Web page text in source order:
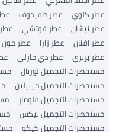
عطر كلوي
عطر دافيدوف
عطر نيشان
عطر قوتشي
عطر افنان
عطر زارا عطر مون
عطر بربري
عطر دي مارلي
مستحضرات التجميل لوريال
مستحضرات التجميل ميبيلين
مستحضرات التجميل فلومار
مستحضرات التجميل نيكس
مستحضرات التجميل كيكو